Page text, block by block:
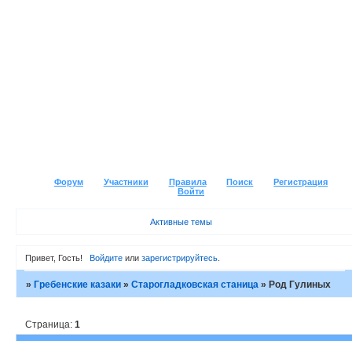
Форум Участники Правила Поиск
Регистрация
Войти
Активные темы
Привет, Гость! Войдитеили зарегистрируйтесь.
»Гребенские казаки »Старогладковская станица »Род Гулиных
Страница:1